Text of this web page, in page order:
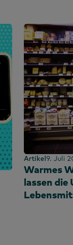
Artikel9. Juli
Warmes
lassen die